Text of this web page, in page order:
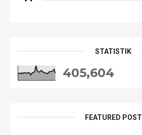
STATISTIK
405,604
FEATURED POST